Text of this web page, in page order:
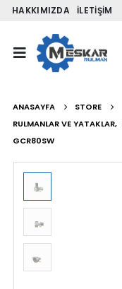
HAKKIMIZDA İLETIŞIM
ANASAYFA
STORE
RULMANLAR VE YATAKLAR,
GCR80SW